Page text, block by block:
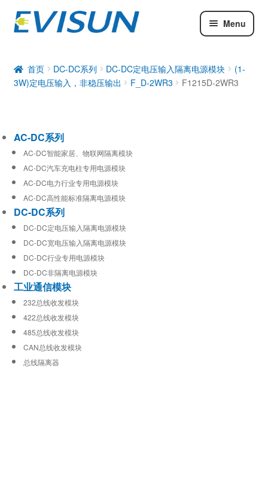
Menu
DC-DC系列
工业通信模块
首页 DC-DC系列 DC-DC定电压输入隔离电源模块
(1-
3W)定电压输入，非稳压输出
F_D-2WR3 F1215D-2WR3
AC-DC系列
AC-DC智能家居、物联网隔离模块
AC-DC汽车充电柱专用电源模块
AC-DC电力行业专用电源模块
AC-DC高性能标准隔离电源模块
DC-DC系列
DC-DC定电压输入隔离电源模块
DC-DC宽电压输入隔离电源模块
DC-DC行业专用电源模块
DC-DC非隔离电源模块
工业通信模块
232总线收发模块
422总线收发模块
485总线收发模块
CAN总线收发模块
总线隔离器